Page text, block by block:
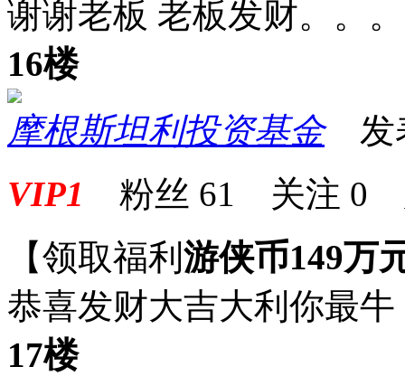
谢谢老板 老板发财。。
16楼
摩根斯坦利投资基金发
VIP1 粉丝 61 关注 0
【领取福利 游侠币149万
恭喜发财大吉大利你最牛
17楼